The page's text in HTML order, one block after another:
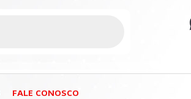
FALE CONOSCO